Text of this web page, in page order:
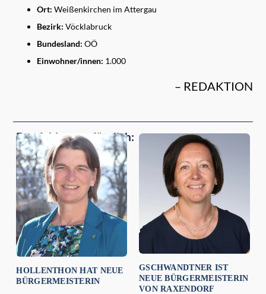
Ort: Weißenkirchen im Attergau
Bezirk:Vöcklabruck
Bundesland: OÖ
Einwohner/innen: 1.000
– REDAKTION
Empfehlungen für dich:
HOLLENTHON HAT NEUE
BÜRGERMEISTERIN
GSCHWANDTNER IST
NEUE BÜRGERMEISTERIN
VON RAXENDORF